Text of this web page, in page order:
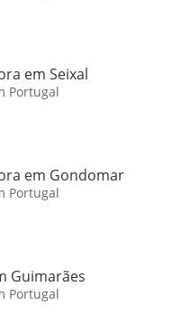
em Seixal
Portugal
em Gondomar
Portugal
Guimarães
Portugal